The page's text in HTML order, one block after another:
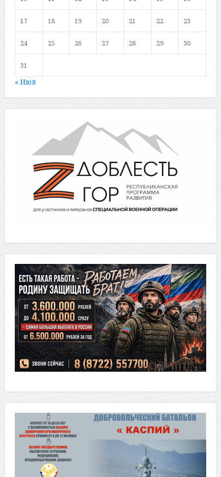
17 18 19 20 21 22 23
24 25 26 27 28 29 30
31
« Июл